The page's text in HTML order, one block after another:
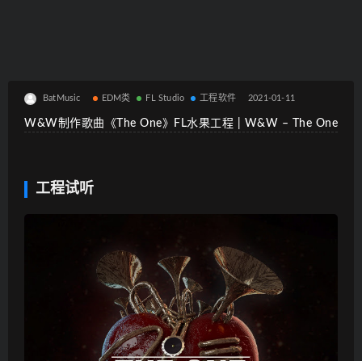
BatMusic EDM类 FL Studio 工程软件 2021-01-11
W&W制作歌曲《The One》FL水果工程 | W&W – The One
工程试听